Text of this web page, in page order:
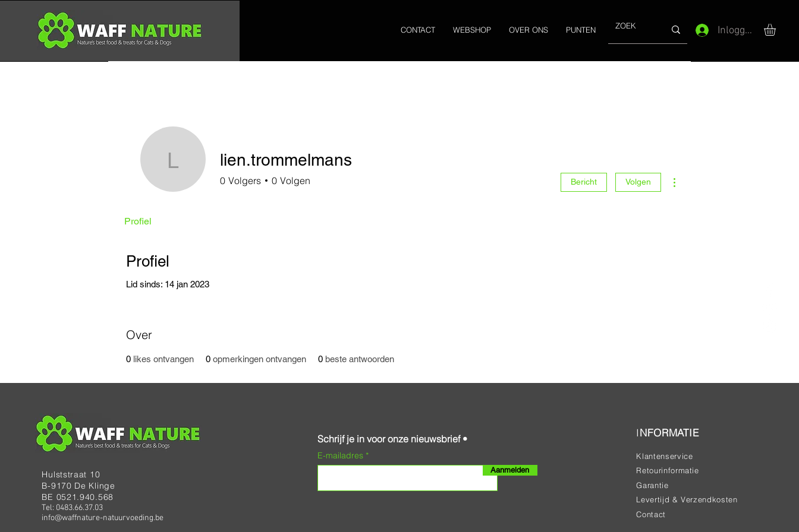
CONTACT WEBSHOP OVER ONS PUNTEN Inloggen
Profiel
Lid sinds: 14 jan 2023
Over
0 likes ontvangen 0 opmerkingen ontvangen 0 beste antwoorden
lien.trommelmans
lien.trommelmans
0 Volgers 0 Volgen Bericht Volgen
Profiel
Hulststraat 10
B-9170 De Klinge
BE 0521.940.568
Tel: 0483.66.37.03
info@waffnature-natuurvoeding.be
Schrijf je in voor onze nieuwsbrief •
E-mailadres
Aanmelden
INFORMATIE
Klantenservice
Retourinformatie
Garantie
Levertijd & Verzendkosten
Contact